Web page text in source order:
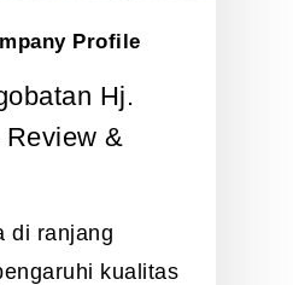
Profile
Hj.
&
di ranjang
kualitas